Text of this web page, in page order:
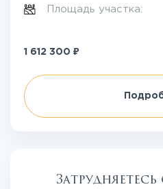
Площадь участка:
1 612 300 ₽